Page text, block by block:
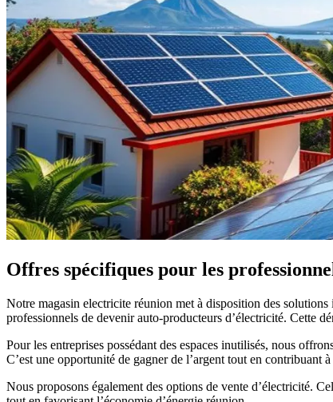
Offres spécifiques pour les
Notre magasin electricite réunion met à disposition des
professionnels de devenir auto-producteurs d’électricité. Cette
Pour les entreprises possédant des espaces inutilisés, nous
C’est une opportunité de gagner de l’argent tout en contribuant
Nous proposons également des options de vente d’électricité.